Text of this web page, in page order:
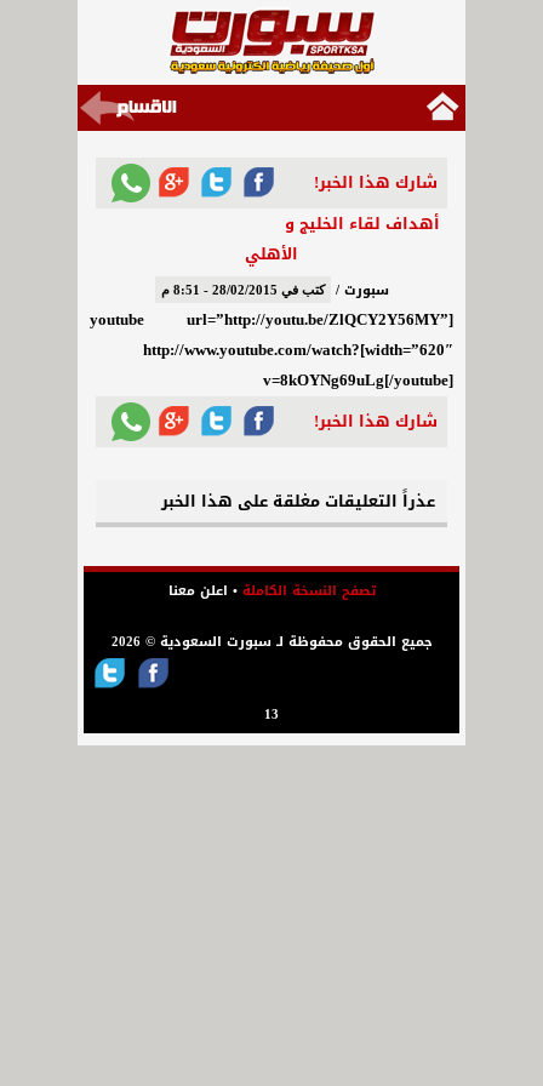
شارك هذا الخبر!
أهداف لقاء الخليج و
الأهلي
سبورت / كتب في 28/02/2015 - 8:51 م
[youtube url=”http://youtu.be/ZlQCY2Y56MY”
width=”620″]http://www.youtube.com/watch?
v=8kOYNg69uLg[/youtube]
شارك هذا الخبر!
عذراً التعليقات مغلقة على هذا الخبر
تصفح النسخة الكاملة• اعلن معنا
جميع الحقوق محفوظة لـ سبورت السعودية © 2026
13